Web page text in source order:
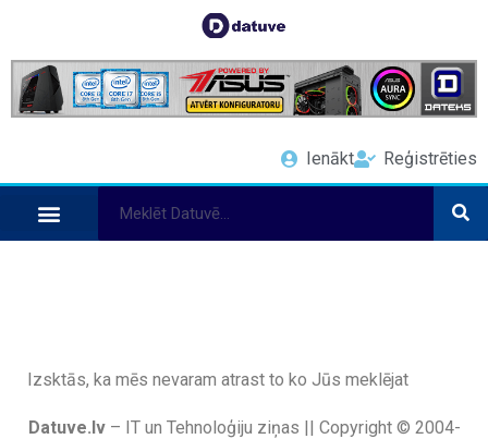
Ienākt Reģistrēties
Izsktās, ka mēs nevaram atrast to ko Jūs meklējat
Datuve.lv– IT un Tehnoloģiju ziņas || Copyright © 2004-